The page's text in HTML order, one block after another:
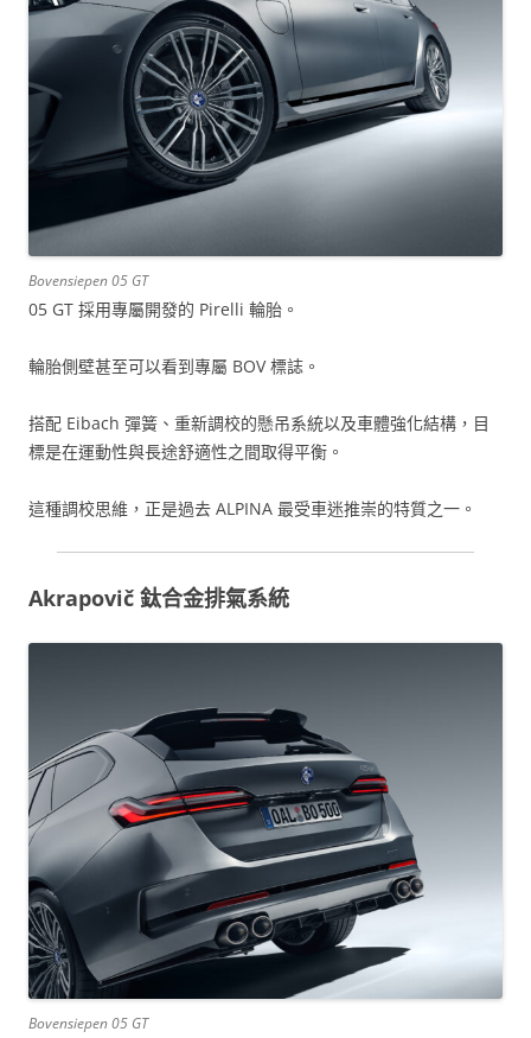
Bovensiepen 05 GT
05 GT 採用專屬開發的 Pirelli 輪胎。
輪胎側壁甚至可以看到專屬 BOV 標誌。
搭配 Eibach 彈簧、重新調校的懸吊系統以及車體強化結構，目
標是在運動性與長途舒適性之間取得平衡。
這種調校思維，正是過去 ALPINA 最受車迷推崇的特質之一。
Akrapovič 鈦合金排氣系統
Bovensiepen 05 GT